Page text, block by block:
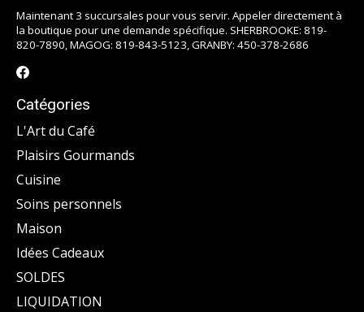
Maintenant 3 succursales pour vous servir. Appeler directement à
la boutique pour une demande spécifique. SHERBROOKE: 819-
820-7890, MAGOG: 819-843-5123, GRANBY: 450-378-2686
Catégories
L'Art du Café
Plaisirs Gourmands
Cuisine
Soins personnels
Maison
Idées Cadeaux
SOLDES
LIQUIDATION